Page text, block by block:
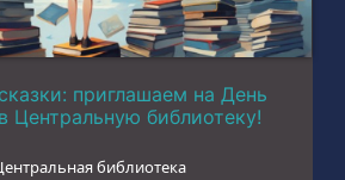
приглашаем на День
Центральную библиотеку!
библиотека